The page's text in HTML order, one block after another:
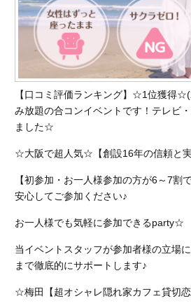
【口コミ評価ランキング】☆1位獲得
み放題の合コンイベントです！テレビ
ました☆
☆大阪で超人気☆【創設16年の信頼と実
【初参加・お一人様参加の方が6～7割で
安心してご参加ください♪
お一人様でも気軽に参加できるparty☆
当イベントスタッフが参加者様の立場
まで徹底的にサポートします♪
☆梅田【超オシャレ隠れ家カフェ貸切